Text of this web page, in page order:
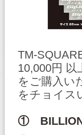
TM-
10,000円 以
をご購入い
をチョイス
① BILLION